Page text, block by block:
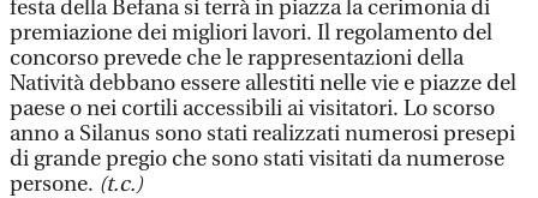
festa della Befana si terrà in piazza la cerimonia di
premiazione dei migliori lavori. Il regolamento del
concorso prevede che le rappresentazioni della
Natività debbano essere allestiti nelle vie e piazze del
paese o nei cortili accessibili ai visitatori. Lo scorso
anno a Silanus sono stati realizzati numerosi presepi
di grande pregio che sono stati visitati da numerose
persone. (t.c.)